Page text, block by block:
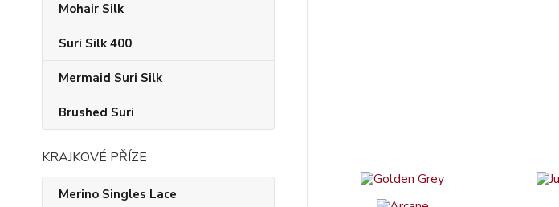
Mohair Silk
Suri Silk 400
Mermaid Suri Silk
Brushed Suri
KRAJKOVÉ PŘÍZE
Merino Singles Lace